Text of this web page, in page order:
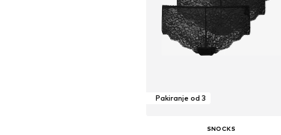
Pakiranje od 3
SNOCKS